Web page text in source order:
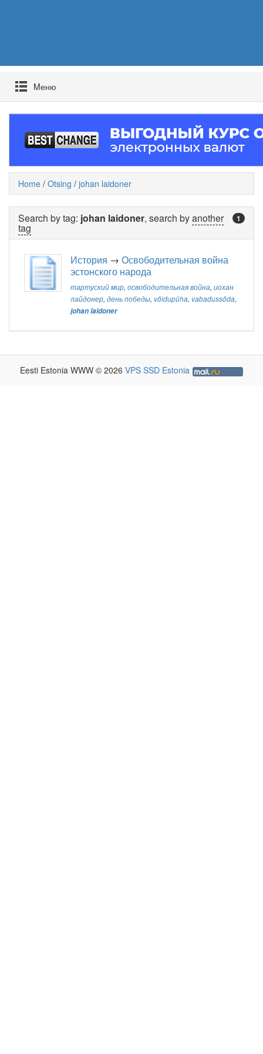
Mеню
Home / Otsing / johan laidoner
1
Search by tag: johan laidoner, search byanother
tag
История → Освободительная война
эстонского народа
тартуский мир, освободительная война, иохан
лайдонер, день победы, võidupüha, vabadussõda,
johan laidoner
Eesti Estonia WWW © 2026 VPS SSD Estonia